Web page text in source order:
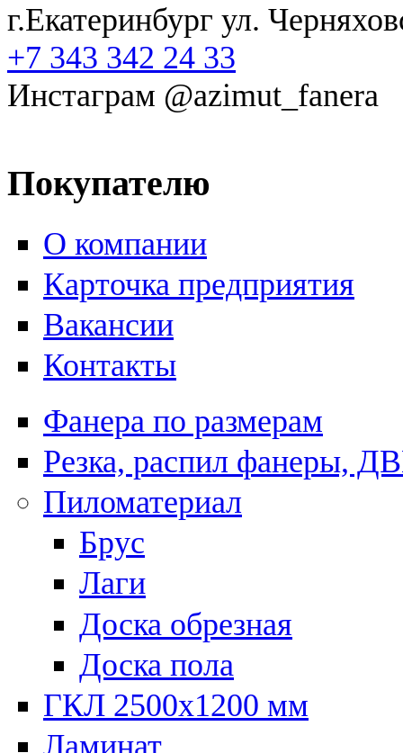
г.Екатеринбург ул.
+7 343 342 24 33
Инстаграм @azimut_fanera
Покупателю
О компании
Карточка предприятия
Вакансии
Контакты
Фанера по размерам
Резка, распил фанеры,
Пиломатериал
Брус
Лаги
Доска обрезная
Доска пола
ГКЛ 2500х1200 мм